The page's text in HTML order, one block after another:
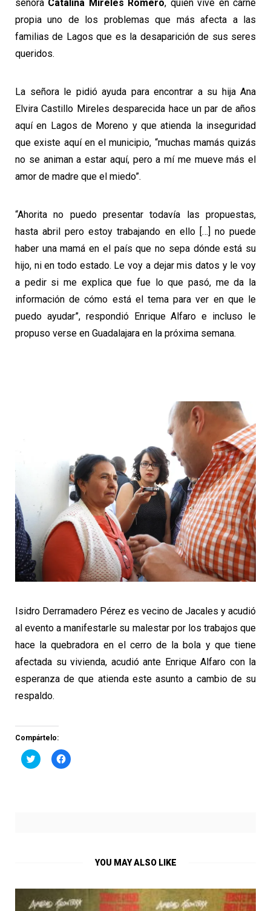
señora Catalina Mireles Romero, quien vive en carne
propia uno de los problemas que más afecta a las
familias de Lagos que es la desaparición de sus seres
queridos.
La señora le pidió ayuda para encontrar a su hija Ana
Elvira Castillo Mireles desparecida hace un par de años
aquí en Lagos de Moreno y que atienda la inseguridad
que existe aquí en el municipio, “muchas mamás quizás
no se animan a estar aquí, pero a mí me mueve más el
amor de madre que el miedo”.
“Ahorita no puedo presentar todavía las propuestas,
hasta abril pero estoy trabajando en ello […] no puede
haber una mamá en el país que no sepa dónde está su
hijo, ni en todo estado. Le voy a dejar mis datos y le voy
a pedir si me explica que fue lo que pasó, me da la
información de cómo está el tema para ver en que le
puedo ayudar”, respondió Enrique Alfaro e incluso le
propuso verse en Guadalajara en la próxima semana.
Isidro Derramadero Pérez es vecino de Jacales y acudió
al evento a manifestarle su malestar por los trabajos que
hace la quebradora en el cerro de la bola y que tiene
afectada su vivienda, acudió ante Enrique Alfaro con la
esperanza de que atienda este asunto a cambio de su
respaldo.
Compártelo:
Haz
clic
Haz
clic
YOU MAY ALSO LIKE